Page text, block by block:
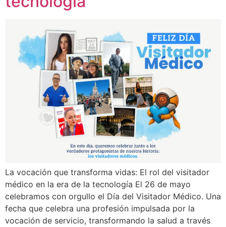
La vocación que transforma vidas: El rol del visitador
médico en la era de la tecnología El 26 de mayo
celebramos con orgullo el Día del Visitador Médico. Una
fecha que celebra una profesión impulsada por la
vocación de servicio, transformando la salud a través